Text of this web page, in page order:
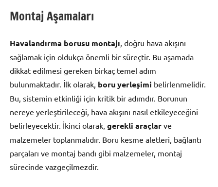
Montaj Aşamaları
Havalandırma borusu montajı, doğru hava akışını
sağlamak için oldukça önemli bir süreçtir. Bu aşamada
dikkat edilmesi gereken birkaç temel adım
bulunmaktadır. İlk olarak, boru yerleşimi belirlenmelidir.
Bu, sistemin etkinliği için kritik bir adımdır. Borunun
nereye yerleştirileceği, hava akışını nasıl etkileyeceğini
belirleyecektir. İkinci olarak, gerekli araçlar ve
malzemeler toplanmalıdır. Boru kesme aletleri, bağlantı
parçaları ve montaj bandı gibi malzemeler, montaj
sürecinde vazgeçilmezdir.